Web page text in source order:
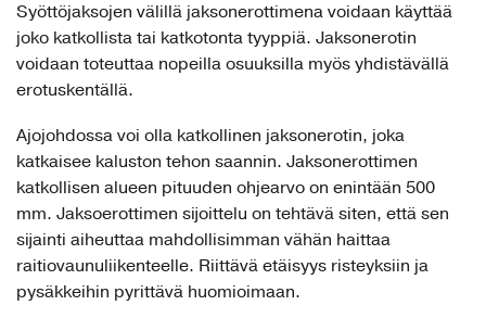
Syöttöjaksojen välillä jaksonerottimena voidaan käyttää
joko katkollista tai katkotonta tyyppiä. Jaksonerotin
voidaan toteuttaa nopeilla osuuksilla myös yhdistävällä
erotuskentällä.
Ajojohdossa voi olla katkollinen jaksonerotin, joka
katkaisee kaluston tehon saannin. Jaksonerottimen
katkollisen alueen pituuden ohjearvo on enintään 500
mm. Jaksoerottimen sijoittelu on tehtävä siten, että sen
sijainti aiheuttaa mahdollisimman vähän haittaa
raitiovaunuliikenteelle. Riittävä etäisyys risteyksiin ja
pysäkkeihin pyrittävä huomioimaan.